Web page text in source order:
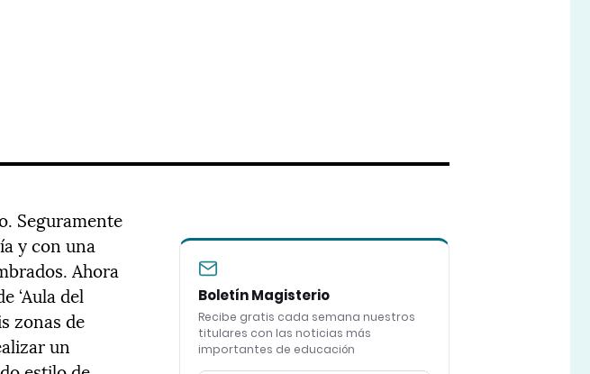
Seguramente
y con una
Ahora
‘Aula del
zonas de
un
Boletín Magisterio
Recibe gratis cada semana nuestros
titulares con las noticias más
importantes de educación